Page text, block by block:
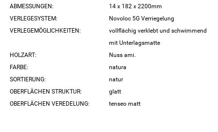
ABMESSUNGEN:
14 x 182 x 2200mm
VERLEGESYSTEM:
Novoloc 5G Verriegelung
VERLEGEMÖGLICHKEITEN:
vollflächig verklebt und schwimmend
mit Unterlagsmatte
HOLZART:
Nuss ami.
FARBE:
natura
SORTIERUNG:
natur
OBERFLÄCHEN STRUKTUR:
glatt
OBERFLÄCHEN VEREDELUNG:
tenseo matt